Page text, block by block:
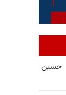
حسین